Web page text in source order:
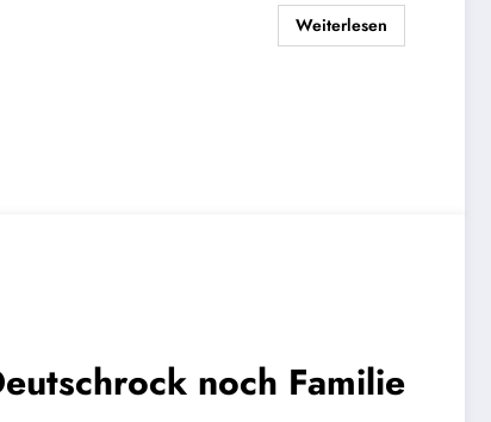
Weiterlesen
noch Familie